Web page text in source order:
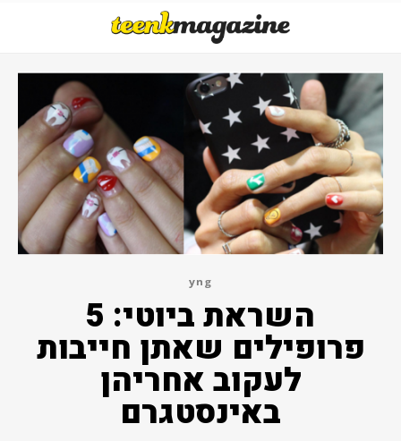
yng
השראת ביוטי: 5
פרופילים שאתן חייבות
לעקוב אחריהן
באינסטגרם